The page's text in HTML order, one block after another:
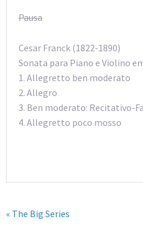
Pausa
Cesar Franck (1822-1890)
Sonata para Piano e Violino
1. Allegretto ben moderato
2. Allegro
3. Ben moderato: Recitativo-
4. Allegretto poco mosso
« The Big Series